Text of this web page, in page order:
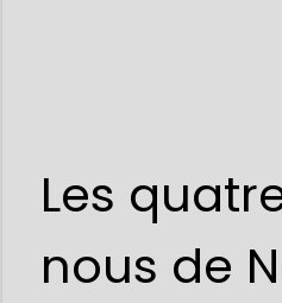
Les
nous de